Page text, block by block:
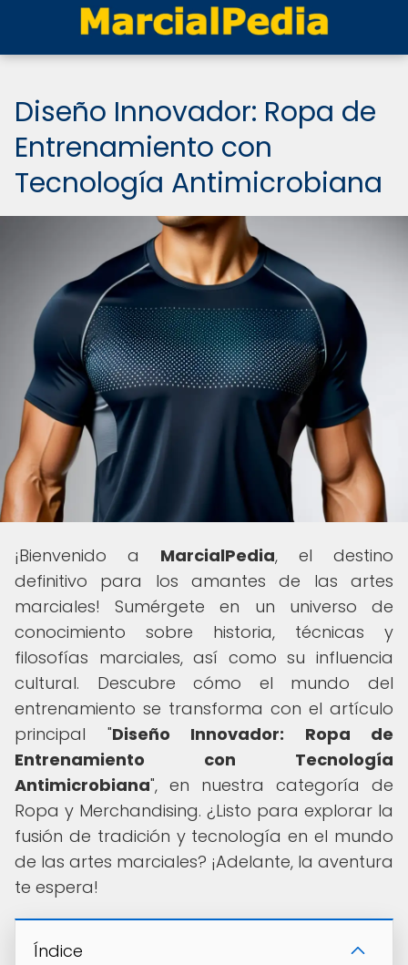
Diseño Innovador: Ropa de
Entrenamiento con
Tecnología Antimicrobiana
¡Bienvenido a MarcialPedia, el destino
definitivo para los amantes de las artes
marciales! Sumérgete en un universo de
conocimiento sobre historia, técnicas y
filosofías marciales, así como su influencia
cultural. Descubre cómo el mundo del
entrenamiento se transforma con el artículo
principal "Diseño Innovador: Ropa de
Entrenamiento con Tecnología
Antimicrobiana", en nuestra categoría de
Ropa y Merchandising. ¿Listo para explorar la
fusión de tradición y tecnología en el mundo
de las artes marciales? ¡Adelante, la aventura
te espera!
Índice